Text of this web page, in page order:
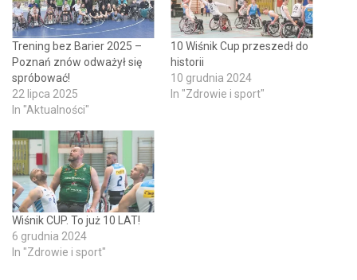
Trening bez Barier 2025 –
Poznań znów odważył się
spróbować!
22 lipca 2025
In "Aktualności"
10 Wiśnik Cup przeszedł do
historii
10 grudnia 2024
In "Zdrowie i sport"
Wiśnik CUP. To już 10 LAT!
6 grudnia 2024
In "Zdrowie i sport"